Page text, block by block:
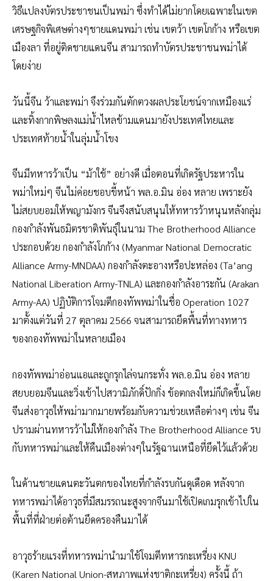
วิธีแปลงบัตรประชาชนเป็นพม่า ซึ่งทำได้ไม่ยากโดยเฉพาะในเขต
เศรษฐกิจพิเศษต่างๆชายแดนพม่า เช่น เขตว้า เขตโกก้าง หรือเขต
เมืองลา ที่อยู่ติดชายแดนจีน สามารถทำบัตรประชาชนพม่าได้
โดยง่าย
วันนี้จีน ว้าและพม่า จึงร่วมกันตักตวงผลประโยชน์จากเหมืองแร่
และทิ้งกากพิษลงแม่น้ำไหลข้ามแดนมายังประเทศไทยและ
ประเทศท้ายน้ำในลุ่มน้ำโขง
จีนมีทหารว้าเป็น “ม้าใช้” อย่างดี เมื่อตอนที่เกิดรัฐประหารใน
พม่าใหม่ๆ จีนไม่ค่อยชอบขี้หน้า พล.อ.มิน อ่อง หลาย เพราะยัง
ไม่สยบยอมให้พญามังกร จีนจึงสนับสนุนให้ทหารว้าหนุนหลังกลุ่ม
กองกำลังพันธมิตรชาติพันธุ์ในนาม The Brotherhood Alliance
ประกอบด้วย กองกำลังโกก้าง (Myanmar National Democratic
Alliance Army-MNDAA) กองกำลังตะอางหรือปะหล่อง (Ta’ang
National Liberation Army-TNLA) และกองกำลังอาระกัน (Arakan
Army-AA) ปฏิบัติการโจมตีกองทัพพม่าในชื่อ Operation 1027
มาตั้งแต่วันที่ 27 ตุลาคม 2566 จนสามารถยึดพื้นที่ทางทหาร
ของกองทัพพม่าในหลายเมือง
กองทัพพม่าอ่อนแอและถูกรุกไล่จนกระทั่ง พล.อ.มิน อ่อง หลาย
สยบยอมจีนและวิ่งเข้าไปสวามิภักดิ์ปักกิ่ง ข้อตกลงใหม่ก็เกิดขึ้นโดย
จีนส่งอาวุธให้พม่ามากมายพร้อมกับความช่วยเหลือต่างๆ เช่น จีน
ปรามผ่านทหารว้าไม่ให้กองกำลัง The Brotherhood Alliance รบ
กับทหารพม่าและให้คืนเมืองต่างๆในรัฐฉานเหนือที่ยึดไว้แล้วด้วย
ในด้านชายแดนตะวันตกของไทยที่กำลังรบกันดุเดือด หลังจาก
ทหารพม่าได้อาวุธที่มีสมรรถนะสูงจากจีนมาใช้เปิดเกมรุกเข้าไปใน
พื้นที่ที่ฝ่ายต่อต้านยึดครองคืนมาได้
อาวุธร้ายแรงที่ทหารพม่านำมาใช้โจมตีทหารกะเหรี่ยง KNU
(Karen National Union-สหภาพแห่งชาติกะเหรี่ยง) ครั้งนี้ ถ้า